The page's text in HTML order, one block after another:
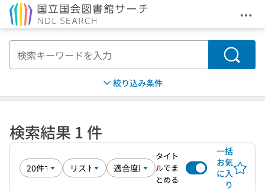
メ
検索
絞り込み条件
検索結果 1 件
タイト
ルでま
とめる
一括
お気
に入
り